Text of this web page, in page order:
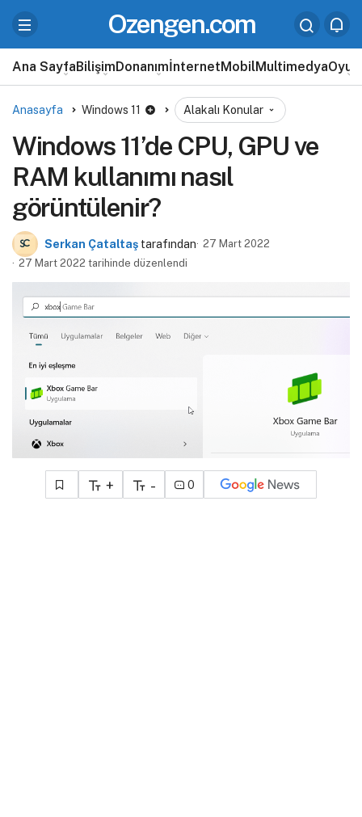
Ozengen.com
Ana SayfaBilişimDonanımİnternetMobilMultimedyaOyun
Anasayfa Windows 11 Alakalı Konular
Windows 11’de CPU, GPU ve
RAM kullanımı nasıl
görüntülenir?
Serkan Çataltaş tarafından 27 Mart 2022
27 Mart 2022 tarihinde düzenlendi
+ - 0